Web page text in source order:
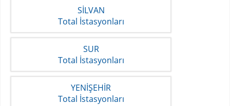
SİLVAN
Total İstasyonları
SUR
Total İstasyonları
YENİŞEHİR
Total İstasyonları